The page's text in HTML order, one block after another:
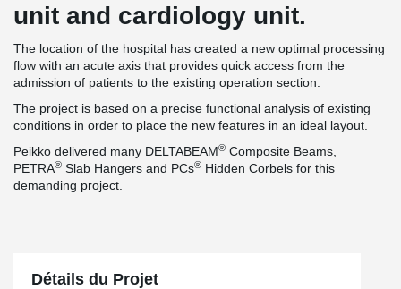
unit and cardiology unit.
The location of the hospital has created a new optimal processing
flow with an acute axis that provides quick access from the
admission of patients to the existing operation section.
The project is based on a precise functional analysis of existing
conditions in order to place the new features in an ideal layout.
Peikko delivered many DELTABEAM® Composite Beams,
PETRA® Slab Hangers and PCs® Hidden Corbels for this
demanding project.
Détails du Projet